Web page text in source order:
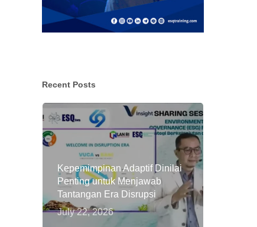
Recent Posts
Kepemimpinan Adaptif Dinilai
Penting untuk Menjawab
Tantangan Era Disrupsi
July 22, 2026